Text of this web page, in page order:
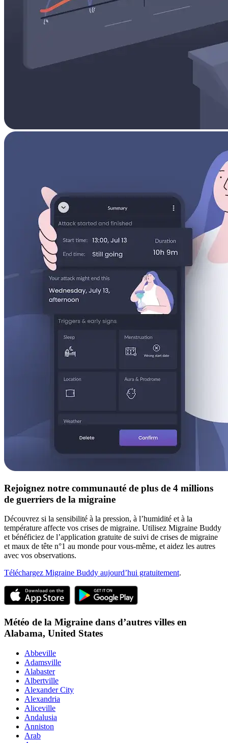
Rejoignez notre communauté de plus de 4 millions
de guerriers de la migraine
Découvrez si la sensibilité à la pression, à l’humidité et à la
température affecte vos crises de migraine. Utilisez Migraine Buddy
et bénéficiez de l’application gratuite de suivi de crises de migraine
et maux de tête n°1 au monde pour vous-même, et aidez les autres
avec vos observations.
Téléchargez Migraine Buddy aujourd’hui gratuitement.
Météo de la Migraine dans d’autres villes en
Alabama, United States
Abbeville
Adamsville
Alabaster
Albertville
Alexander City
Alexandria
Aliceville
Andalusia
Anniston
Arab